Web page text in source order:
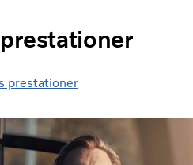
prestationer